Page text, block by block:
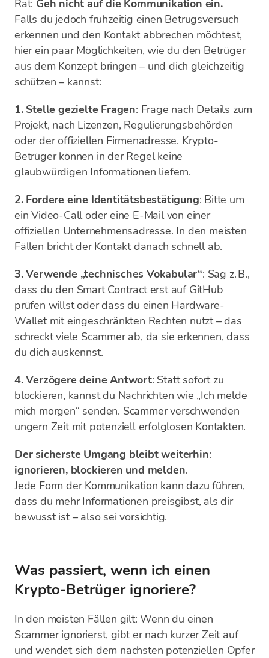
Rat: Geh nicht auf die Kommunikation ein.
Falls du jedoch frühzeitig einen Betrugsversuch
erkennen und den Kontakt abbrechen möchtest,
hier ein paar Möglichkeiten, wie du den Betrüger
aus dem Konzept bringen – und dich gleichzeitig
schützen – kannst:
1. Stelle gezielte Fragen: Frage nach Details zum
Projekt, nach Lizenzen, Regulierungsbehörden
oder der offiziellen Firmenadresse. Krypto-
Betrüger können in der Regel keine
glaubwürdigen Informationen liefern.
2. Fordere eine Identitätsbestätigung: Bitte um
ein Video-Call oder eine E-Mail von einer
offiziellen Unternehmensadresse. In den meisten
Fällen bricht der Kontakt danach schnell ab.
3. Verwende „technisches Vokabular“: Sag z. B.,
dass du den Smart Contract erst auf GitHub
prüfen willst oder dass du einen Hardware-
Wallet mit eingeschränkten Rechten nutzt – das
schreckt viele Scammer ab, da sie erkennen, dass
du dich auskennst.
4. Verzögere deine Antwort: Statt sofort zu
blockieren, kannst du Nachrichten wie „Ich melde
mich morgen“ senden. Scammer verschwenden
ungern Zeit mit potenziell erfolglosen Kontakten.
Der sicherste Umgang bleibt weiterhin:
ignorieren, blockieren und melden.
Jede Form der Kommunikation kann dazu führen,
dass du mehr Informationen preisgibst, als dir
bewusst ist – also sei vorsichtig.
Was passiert, wenn ich einen
Krypto-Betrüger ignoriere?
In den meisten Fällen gilt: Wenn du einen
Scammer ignorierst, gibt er nach kurzer Zeit auf
und wendet sich dem nächsten potenziellen Opfer